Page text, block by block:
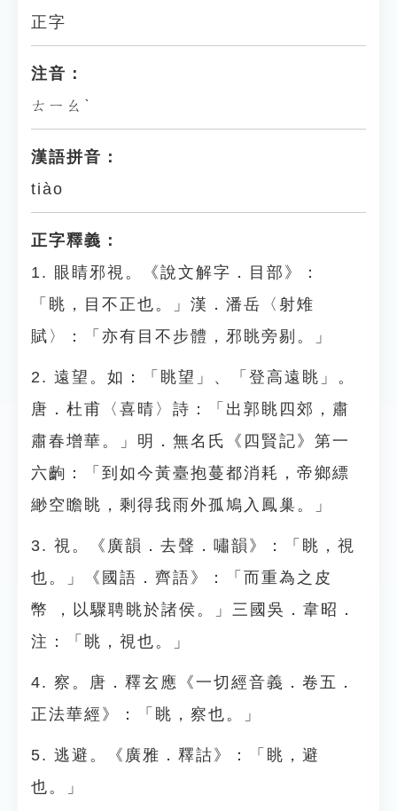
正字
注音：
ㄊㄧㄠˋ
漢語拼音：
tiào
正字釋義：
1. 眼睛邪視。《說文解字．目部》：
「眺，目不正也。」漢．潘岳〈射雉
賦〉：「亦有目不步體，邪眺旁剔。」
2. 遠望。如：「眺望」、「登高遠眺」。
唐．杜甫〈喜晴〉詩：「出郭眺四郊，肅
肅春增華。」明．無名氏《四賢記》第一
六齣：「到如今黃臺抱蔓都消耗，帝鄉縹
緲空瞻眺，剩得我雨外孤鳩入鳳巢。」
3. 視。《廣韻．去聲．嘯韻》：「眺，視
也。」《國語．齊語》：「而重為之皮
幣 ，以驟聘眺於諸侯。」三國吳．韋昭．
注：「眺，視也。」
4. 察。唐．釋玄應《一切經音義．卷五．
正法華經》：「眺，察也。」
5. 逃避。《廣雅．釋詁》：「眺，避
也。」